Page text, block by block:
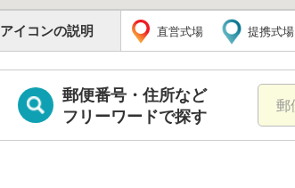
アイコンの説明 直営式場 提携式場
郵便番号・住所など
フリーワードで探す